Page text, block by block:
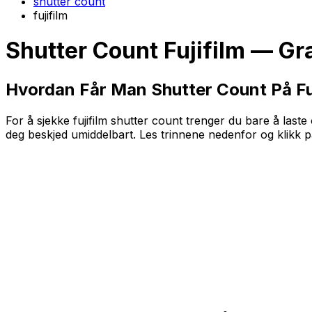
fujifilm
Shutter Count Fujifilm —
Hvordan Får Man Shutter Count På
For å sjekke fujifilm shutter count trenger du bare å
deg beskjed umiddelbart. Les trinnene nedenfor og klikk